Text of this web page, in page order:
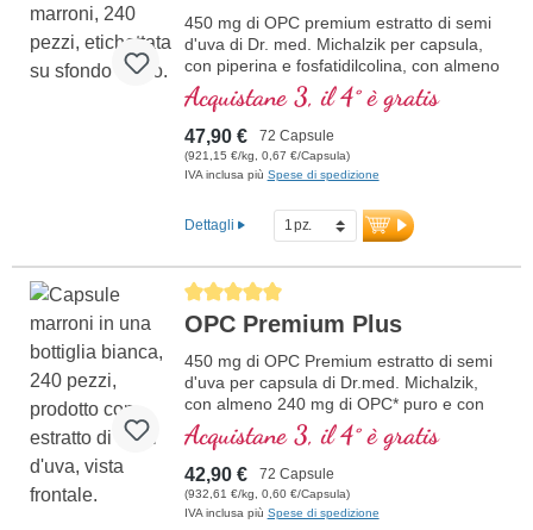
450 mg di OPC premium estratto di semi
d'uva di Dr. med. Michalzik per capsula,
con piperina e fosfatidilcolina, con almeno
240 mg di OPC puro
Acquistane 3, il 4° è gratis
47,90 € 72 Capsule
(921,15 €/kg, 0,67 €/Capsula)
IVA inclusa più Spese di spedizione
Dettagli
Average rating of 5 out of 5 stars
OPC Premium Plus
450 mg di OPC Premium estratto di semi
d'uva per capsula di Dr.med. Michalzik,
con almeno 240 mg di OPC* puro e con
estratto di CamuCamu
Acquistane 3, il 4° è gratis
42,90 € 72 Capsule
(932,61 €/kg, 0,60 €/Capsula)
IVA inclusa più Spese di spedizione